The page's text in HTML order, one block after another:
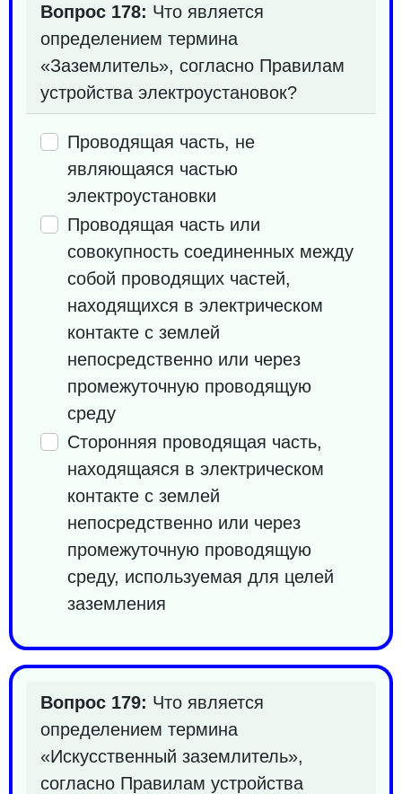
Вопрос 178: Что является
определением термина
«Заземлитель», согласно Правилам
устройства электроустановок?
Проводящая часть, не
являющаяся частью
электроустановки
Проводящая часть или
совокупность соединенных между
собой проводящих частей,
находящихся в электрическом
контакте с землей
непосредственно или через
промежуточную проводящую
среду
Сторонняя проводящая часть,
находящаяся в электрическом
контакте с землей
непосредственно или через
промежуточную проводящую
среду, используемая для целей
заземления
Вопрос 179: Что является
определением термина
«Искусственный заземлитель»,
согласно Правилам устройства